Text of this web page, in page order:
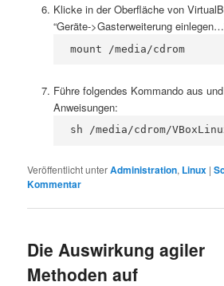
Klicke in der Oberfläche von
“Geräte->Gasterweiterung
mount /media/cdrom
Führe folgendes Kommando aus
Anweisungen:
sh /media/cdrom/
Veröffentlicht unterAdministration, Linux |
Kommentar
Die Auswirkung agiler
Methoden auf